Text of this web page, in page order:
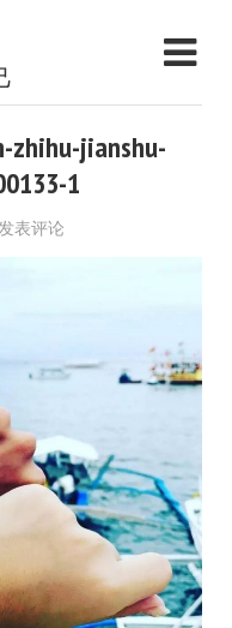
zhihu-jianshu-
1
表评论